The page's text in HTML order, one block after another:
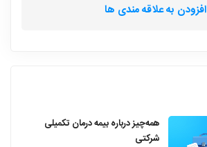
افزودن به علاقه مندی ها
همه‌چیز درباره بیمه درمان تکمیلی
شرکتی